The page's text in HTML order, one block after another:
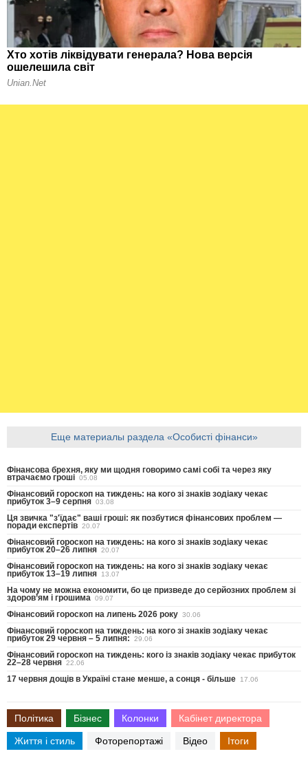
Еще материалы раздела «Особисті фінанси»
Фінансова брехня, яку ми щодня говоримо самі собі та через яку
втрачаємо гроші 05.08
Фінансовий гороскоп на тиждень: на кого зі знаків зодіаку чекає
прибуток 3–9 серпня 03.08
Ця звичка "з'їдає" ваші гроші: як позбутися фінансових проблем —
поради експертів 20.07
Фінансовий гороскоп на тиждень: на кого зі знаків зодіаку чекає
прибуток 20–26 липня 20.07
Фінансовий гороскоп на тиждень: на кого зі знаків зодіаку чекає
прибуток 13–19 липня 13.07
На чому не можна економити, бо це призведе до серйозних проблем зі
здоров’ям і грошима 09.07
Фінансовий гороскоп на липень 2026 року 30.06
Фінансовий гороскоп на тиждень: на кого зі знаків зодіаку чекає
прибуток 29 червня – 5 липня: 29.06
Фінансовий гороскоп на тиждень: кого із знаків зодіаку чекає прибуток
22–28 червня 22.06
17 червня дощів в Україні стане менше, а сонця - більше 17.06
Політика Бізнес Колонки Кабінет директора
Життя і стиль Фоторепортажі Відео Ітоги